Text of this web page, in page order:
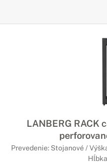
LANBERG RACK
Prevedenie: Stojanové /